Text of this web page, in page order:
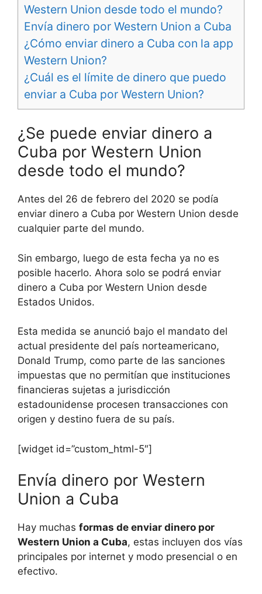
Western Union desde todo el mundo?
Envía dinero por Western Union a Cuba
¿Cómo enviar dinero a Cuba con la app
Western Union?
¿Cuál es el límite de dinero que puedo
enviar a Cuba por Western Union?
¿Se puede enviar dinero a
Cuba por Western Union
desde todo el mundo?
Antes del 26 de febrero del 2020 se podía
enviar dinero a Cuba por Western Union desde
cualquier parte del mundo.
Sin embargo, luego de esta fecha ya no es
posible hacerlo. Ahora solo se podrá enviar
dinero a Cuba por Western Union desde
Estados Unidos.
Esta medida se anunció bajo el mandato del
actual presidente del país norteamericano,
Donald Trump, como parte de las sanciones
impuestas que no permitían que instituciones
financieras sujetas a jurisdicción
estadounidense procesen transacciones con
origen y destino fuera de su país.
[widget id=”custom_html-5″]
Envía dinero por Western
Union a Cuba
Hay muchas formas de enviar dinero por
Western Union a Cuba, estas incluyen dos vías
principales por internet y modo presencial o en
efectivo.